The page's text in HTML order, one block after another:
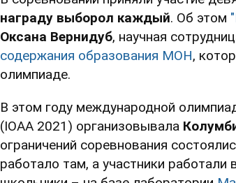
награду выборол каждый. Об этом
Оксана Вернидуб, научная
содержания образования МОН,
олимпиаде.
В этом году международной
(IOAA 2021) организовывала
ограничений соревнования
работало там, а участники работали